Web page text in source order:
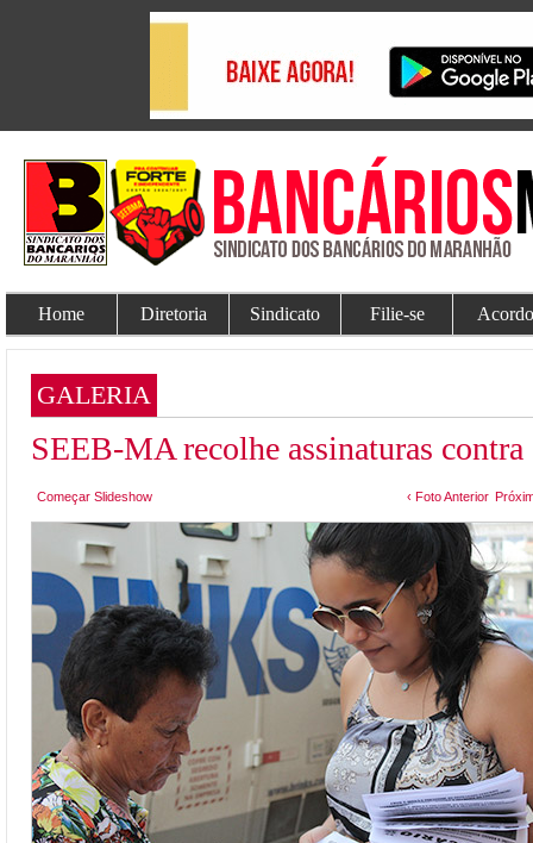
Home Diretoria Sindicato Filie-se
GALERIA
SEEB-MA recolhe assinaturas
Começar Slideshow ‹ Foto Anterior